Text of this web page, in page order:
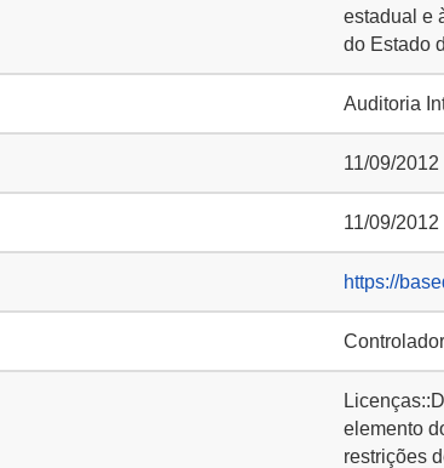
estadual e
do Estado
Auditoria
11/09/2012
11/09/2012
https://
elemento
restrições